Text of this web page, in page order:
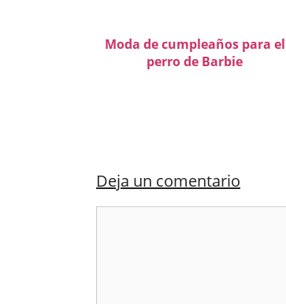
Moda de cumpleaños para el
perro de Barbie
Deja un comentario